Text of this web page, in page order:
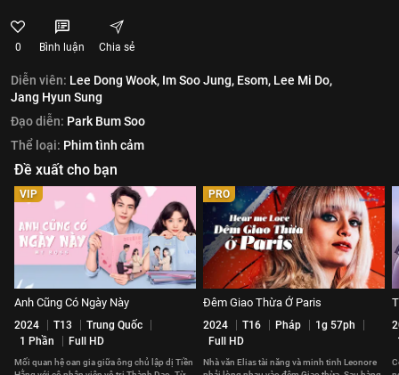
0 Bình luận Chia sẻ
Diễn viên: Lee Dong Wook, Im Soo Jung, Esom, Lee Mi Do,
Jang Hyun Sung
Đạo diễn: Park Bum Soo
Thể loại: Phim tình cảm
Đề xuất cho bạn
VIP
Anh Cũng Có Ngày Này
2024 T13
Trung Quốc
1 Phần
Full HD
Mối quan hệ oan gia giữa ông chủ lập dị Tiền
PRO
Đêm Giao Thừa Ở Paris
2024 T16 Pháp
1g 57ph
Full HD
Nhà văn Elias tài năng và minh tinh Leonore